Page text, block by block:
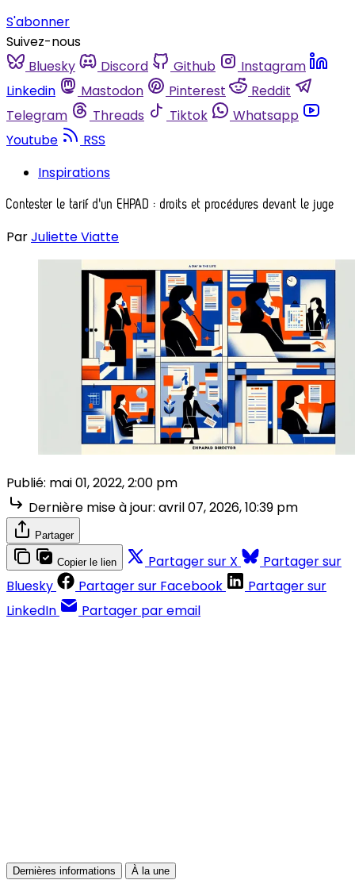
S'abonner
Suivez-nous
Bluesky
Discord Github
Instagram
Linkedin
Mastodon Pinterest
Reddit
Telegram
Threads Tiktok
Whatsapp
Youtube
RSS
Inspirations
Contester le tarif d'un EHPAD : droits et procédures devant le juge
ParJuliette Viatte
Publié: mai 01, 2022, 2:00 pm
Dernière mise à jour: avril 07, 2026, 10:39 pm
Partager
Copier le lien Partager sur X
Partager sur
Bluesky
Partager sur Facebook
Partager sur
LinkedIn
Partager par email
Dernières informations À la une